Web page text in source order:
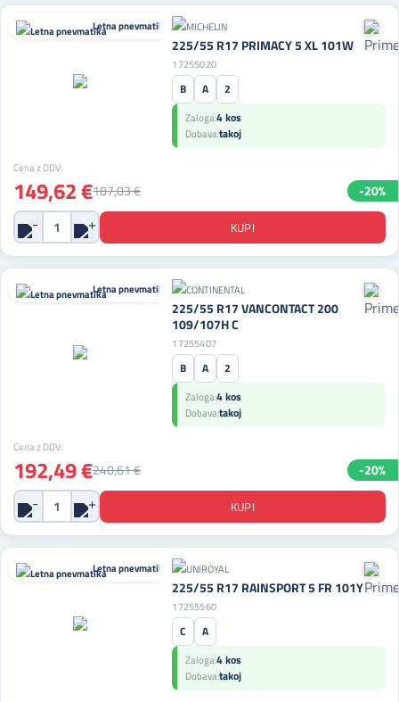
Letna pnevmatika
225/55 R17 PRIMACY 5 XL 101W
17255020
B A 2
Zaloga:4 kos
Dobava:takoj
Cena z DDV:
149,62 €187,03 € -20%
Letna pnevmatika
225/55 R17 VANCONTACT 200
109/107H C
17255407
B A 2
Zaloga:4 kos
Dobava:takoj
Cena z DDV:
192,49 €240,61 € -20%
Letna pnevmatika
225/55 R17 RAINSPORT 5 FR 101Y
17255560
C A
Zaloga:4 kos
Dobava:takoj